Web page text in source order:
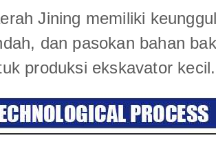
Jining memiliki
dan pasokan bahan
produksi ekskavator kecil.